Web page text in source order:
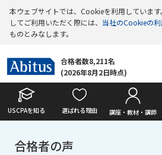
本ウェブサイトでは、Cookieを利用していま
してご利用いただく際には、 当社のCookieの
ものとみなします。
合格者数8,211名
(2026年8月2日時点)
USCPAを知る 選ばれる理由 講座・教材・講師
合格者の声